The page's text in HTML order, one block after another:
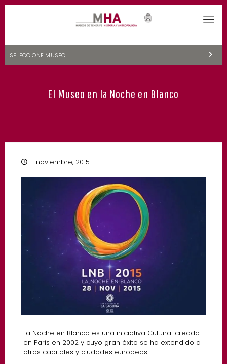
SELECCIONE MUSEO
NATURALEZA Y ARQUEOLOGÍA
CENTRO DE DOCUMENTACIÓN DE CANARIAS Y AMÉRICA
El Museo en la Noche en Blanco
11 noviembre, 2015
La Noche en Blanco es una iniciativa Cultural creada
en París en 2002 y cuyo gran éxito se ha extendido a
otras capitales y ciudades europeas.